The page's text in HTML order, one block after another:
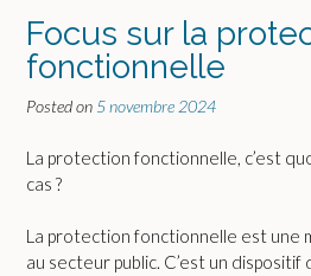
Focus sur la
fonctionnelle
Posted on 5 novembre 2024
La protection fonctionnelle, c’est
cas ?
La protection fonctionnelle est une
au secteur public. C’est un